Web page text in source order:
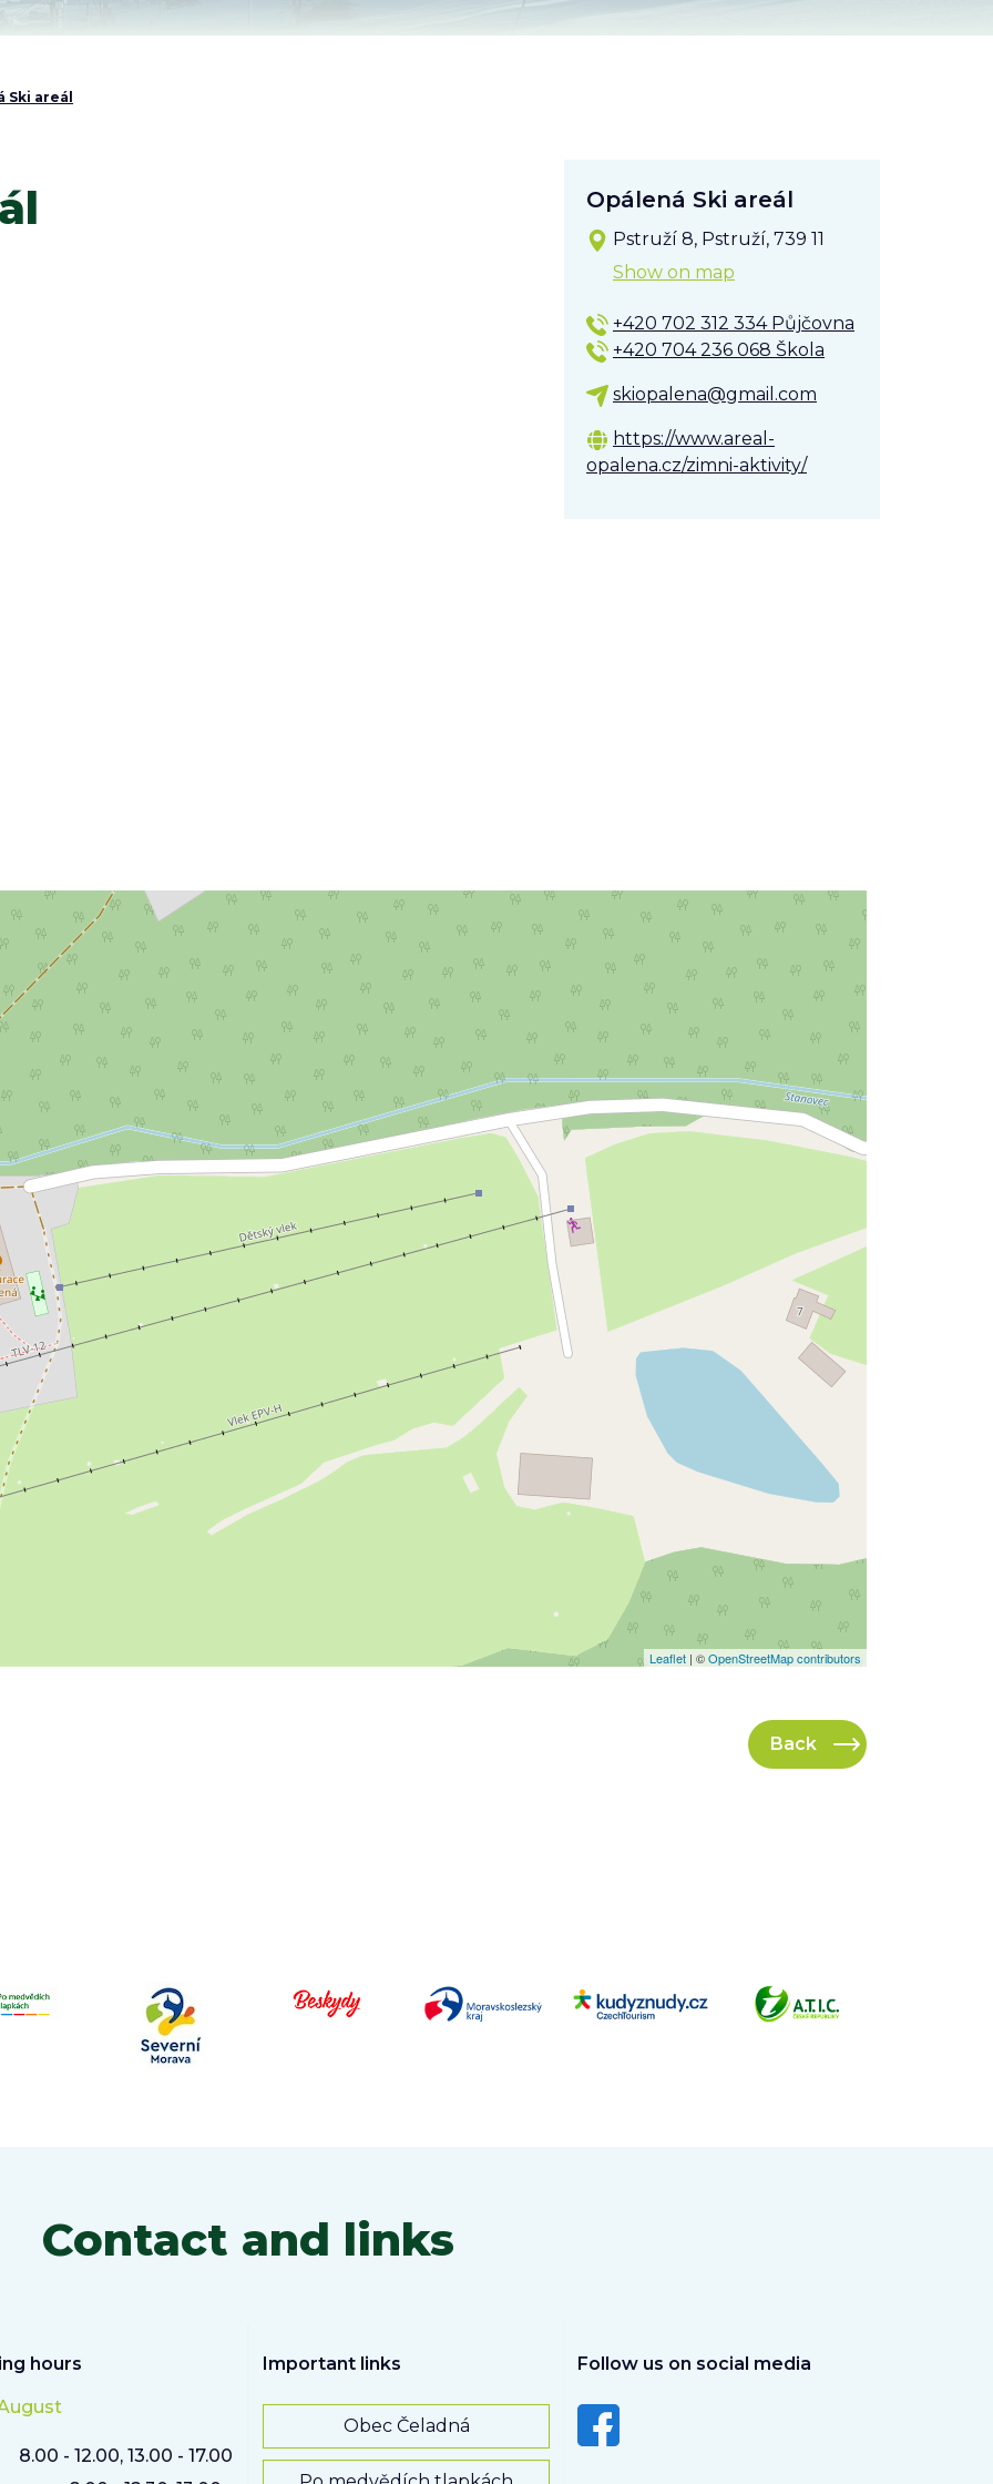
Ski areál
Opálená Ski areál
Pstruží 8, Pstruží, 739 11
Show on map
+420 702 312 334 Půjčovna
+420 704 236 068 Škola
skiopalena@gmail.com
https://www.areal-
opalena.cz/zimni-aktivity/
Leaflet | ©OpenStreetMap contributors
Back
Contact and links
hours
8.00 - 12.00, 13.00 - 17.00
Important links
Obec Čeladná
Follow us on social media